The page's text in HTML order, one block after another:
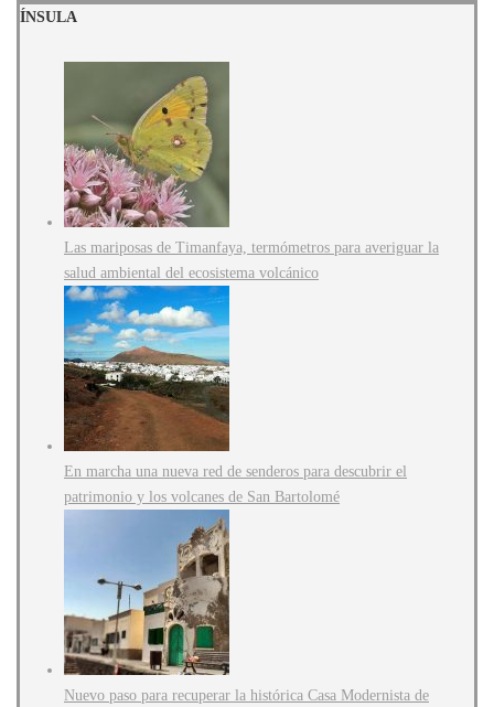
ÍNSULA
Las mariposas de Timanfaya, termómetros para averiguar la
salud ambiental del ecosistema volcánico
En marcha una nueva red de senderos para descubrir el
patrimonio y los volcanes de San Bartolomé
Nuevo paso para recuperar la histórica Casa Modernista de